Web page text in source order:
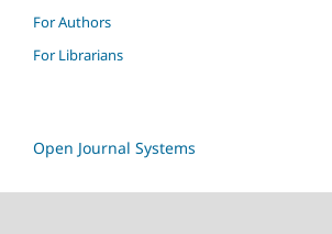
For Authors
For Librarians
Open Journal Systems